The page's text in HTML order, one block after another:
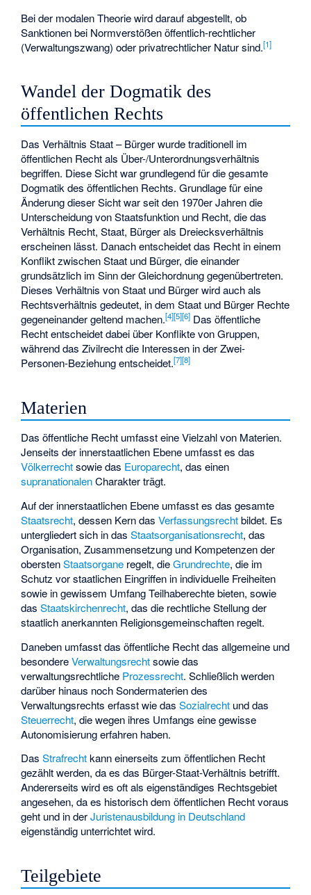
Bei der modalen Theorie wird darauf abgestellt, ob
Sanktionen bei Normverstößen öffentlich-rechtlicher
(Verwaltungszwang) oder privatrechtlicher Natur sind.[1]
Wandel der Dogmatik des
öffentlichen Rechts
Das Verhältnis Staat – Bürger wurde traditionell im
öffentlichen Recht als Über-/Unterordnungsverhältnis
begriffen. Diese Sicht war grundlegend für die gesamte
Dogmatik des öffentlichen Rechts. Grundlage für eine
Änderung dieser Sicht war seit den 1970er Jahren die
Unterscheidung von Staatsfunktion und Recht, die das
Verhältnis Recht, Staat, Bürger als Dreiecksverhältnis
erscheinen lässt. Danach entscheidet das Recht in einem
Konflikt zwischen Staat und Bürger, die einander
grundsätzlich im Sinn der Gleichordnung gegenübertreten.
Dieses Verhältnis von Staat und Bürger wird auch als
Rechtsverhältnis gedeutet, in dem Staat und Bürger Rechte
gegeneinander geltend machen.[4][5][6] Das öffentliche
Recht entscheidet dabei über Konflikte von Gruppen,
während das Zivilrecht die Interessen in der Zwei-
Personen-Beziehung entscheidet.[7][8]
Materien
Das öffentliche Recht umfasst eine Vielzahl von Materien.
Jenseits der innerstaatlichen Ebene umfasst es das
Völkerrechtsowie das Europarecht, das einen
supranationalenCharakter trägt.
Auf der innerstaatlichen Ebene umfasst es das gesamte
Staatsrecht, dessen Kern dasVerfassungsrechtbildet. Es
untergliedert sich in dasStaatsorganisationsrecht, das
Organisation, Zusammensetzung und Kompetenzen der
oberstenStaatsorgane regelt, dieGrundrechte, die im
Schutz vor staatlichen Eingriffen in individuelle Freiheiten
sowie in gewissem Umfang Teilhaberechte bieten, sowie
dasStaatskirchenrecht, das die rechtliche Stellung der
staatlich anerkannten Religionsgemeinschaften regelt.
Daneben umfasst das öffentliche Recht dasallgemeine und
besondere Verwaltungsrechtsowie das
verwaltungsrechtliche Prozessrecht. Schließlich werden
darüber hinaus noch Sondermaterien des
Verwaltungsrechts erfasst wie dasSozialrecht und das
Steuerrecht, die wegen ihres Umfangs eine gewisse
Autonomisierung erfahren haben.
DasStrafrechtkann einerseits zum öffentlichen Recht
gezählt werden, da es das Bürger-Staat-Verhältnis betrifft.
Andererseits wird es oft als eigenständiges Rechtsgebiet
angesehen, da es historisch dem öffentlichen Recht voraus
geht und in derJuristenausbildung in Deutschland
eigenständig unterrichtet wird.
Teilgebiete